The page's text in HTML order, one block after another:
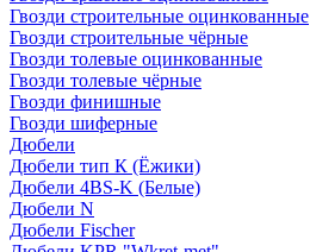
Гвозди строительные оцинкованные
Гвозди строительные чёрные
Гвозди толевые оцинкованные
Гвозди толевые чёрные
Гвозди финишные
Гвозди шиферные
Дюбели
Дюбели тип К (Ёжики)
Дюбели 4BS-K (Белые)
Дюбели N
Дюбели Fischer